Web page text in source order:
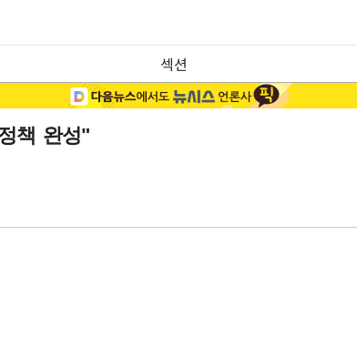
섹션
책 완성"